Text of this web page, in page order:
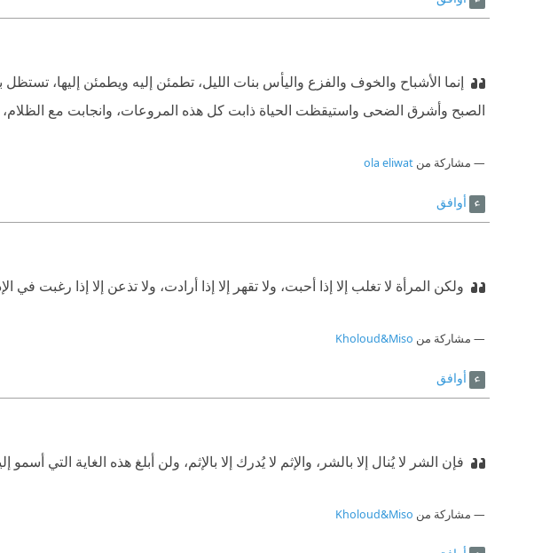
إنما الأشباح والخوف والفزع واليأس بنات الليل، تطمئن إليه ويطمئن إليها،
الصبح وأشرق الضحى واستيقظت الحياة ذابت كل هذه المروعات، وانجابت مع
مشاركة منola eliwat
أوافق
ولكن المرأة لا تغلب إلا إذا أحبت، ولا تقهر إلا إذا أرادت، ولا تذعن إلا إذا رغبت في
مشاركة من Kholoud&Miso
أوافق
فإن الشر لا يُنال إلا بالشر، والإثم لا يُدرك إلا بالإثم، ولن أبلغ هذه الغاية التي
مشاركة من Kholoud&Miso